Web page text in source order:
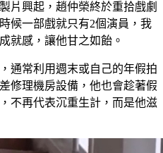
片興起，趙仲榮終於重拾戲劇
候一部戲就只有2個演員，我
就感，讓他甘之如飴。
通常利用週末或自己的年假拍
修理機房設備，他也會趁著假
不再代表沉重生計，而是他滋